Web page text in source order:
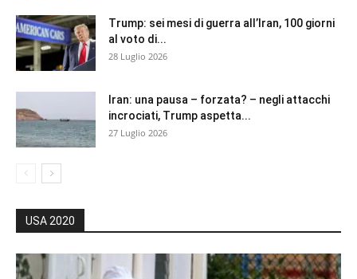
Trump: sei mesi di guerra all’Iran, 100 giorni
al voto di...
28 Luglio 2026
Iran: una pausa – forzata? – negli attacchi
incrociati, Trump aspetta...
27 Luglio 2026
USA 2020